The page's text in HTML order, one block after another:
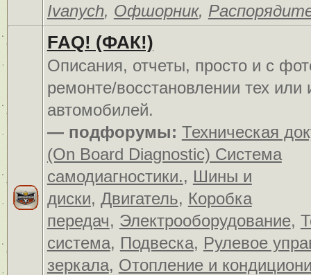
Ivanych, Офшорник,
FAQ! (ФАК!)
Описания, отчеты, просто и c
ремонте/восстановлении тех или
автомобилей.
— подфорумы: Техническая
(On Board Diagnostic) Система
самодиагностики., Шины и
диски, Двигатель, Коробка
передач, Электрооборудование,
система, Подвеска, Рулевое
зеркала, Отопление и